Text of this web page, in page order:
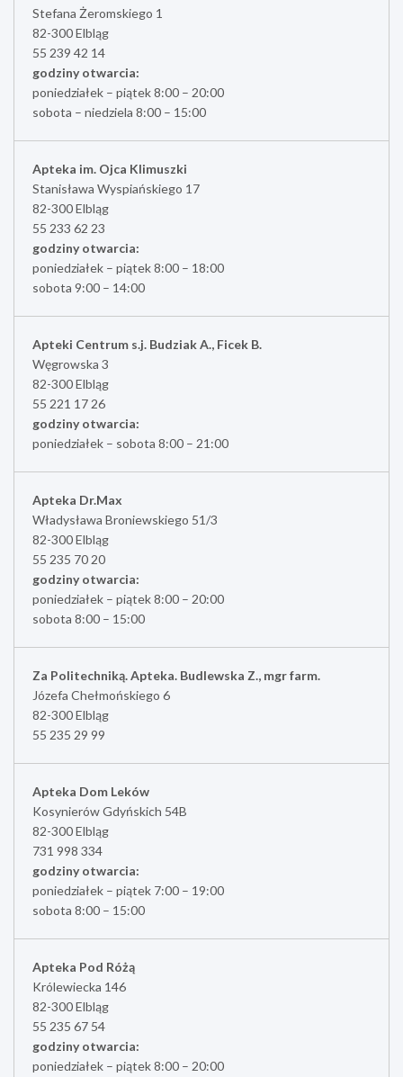
Stefana Żeromskiego 1
82-300 Elbląg
55 239 42 14
godziny otwarcia:
poniedziałek – piątek 8:00 – 20:00
sobota – niedziela 8:00 – 15:00
Apteka im. Ojca Klimuszki
Stanisława Wyspiańskiego 17
82-300 Elbląg
55 233 62 23
godziny otwarcia:
poniedziałek – piątek 8:00 – 18:00
sobota 9:00 – 14:00
Apteki Centrum s.j. Budziak A., Ficek B.
Węgrowska 3
82-300 Elbląg
55 221 17 26
godziny otwarcia:
poniedziałek – sobota 8:00 – 21:00
Apteka Dr.Max
Władysława Broniewskiego 51/3
82-300 Elbląg
55 235 70 20
godziny otwarcia:
poniedziałek – piątek 8:00 – 20:00
sobota 8:00 – 15:00
Za Politechniką. Apteka. Budlewska Z., mgr farm.
Józefa Chełmońskiego 6
82-300 Elbląg
55 235 29 99
Apteka Dom Leków
Kosynierów Gdyńskich 54B
82-300 Elbląg
731 998 334
godziny otwarcia:
poniedziałek – piątek 7:00 – 19:00
sobota 8:00 – 15:00
Apteka Pod Różą
Królewiecka 146
82-300 Elbląg
55 235 67 54
godziny otwarcia:
poniedziałek – piątek 8:00 – 20:00